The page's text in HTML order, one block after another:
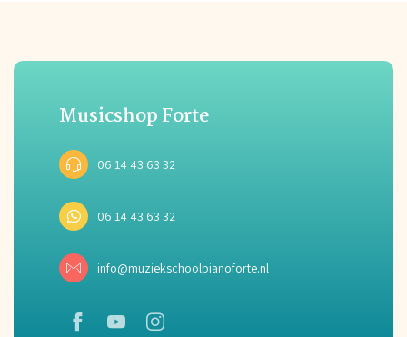
Musicshop Forte
06 14 43 63 32
06 14 43 63 32
info@muziekschoolpianoforte.nl